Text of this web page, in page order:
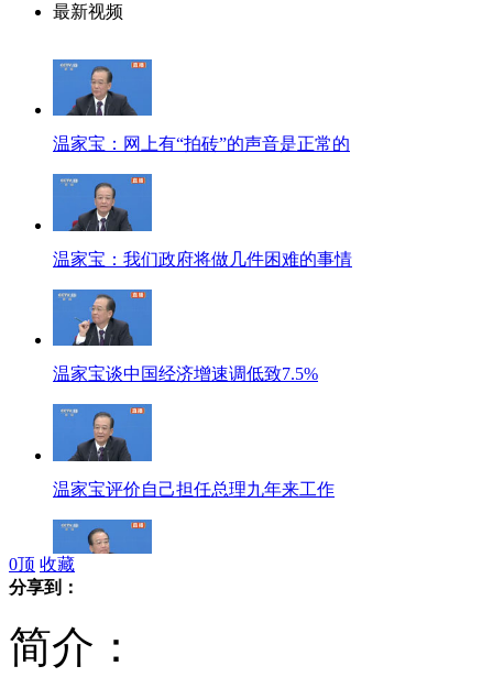
最新视频
温家宝：网上有“拍砖”的声音是正常的
温家宝：我们政府将做几件困难的事情
温家宝谈中国经济增速调低致7.5%
温家宝评价自己担任总理九年来工作
0顶 收藏
分享到：
简介：